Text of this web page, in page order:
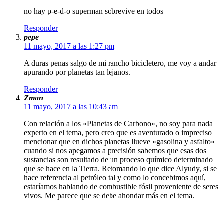
no hay p-e-d-o superman sobrevive en todos
Responder
pepe
11 mayo, 2017 a las 1:27 pm
A duras penas salgo de mi rancho bicicletero, me voy a andar
apurando por planetas tan lejanos.
Responder
Zman
11 mayo, 2017 a las 10:43 am
Con relación a los «Planetas de Carbono», no soy para nada
experto en el tema, pero creo que es aventurado o impreciso
mencionar que en dichos planetas llueve «gasolina y asfalto»
cuando si nos apegamos a precisión sabemos que esas dos
sustancias son resultado de un proceso químico determinado
que se hace en la Tierra. Retomando lo que dice Alyudy, si se
hace referencia al petróleo tal y como lo concebimos aquí,
estaríamos hablando de combustible fósil proveniente de seres
vivos. Me parece que se debe ahondar más en el tema.